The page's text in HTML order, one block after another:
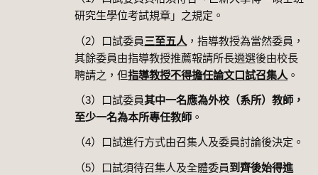
研究生學位考試規章」之規定。
（2）口試委員三至五人 ，指導教授為當然委員，
其餘委員由指導教授推薦報請所長遴選後由校長
聘請之，但指導教授不得擔任論文口試召集人 。
（3）口試委員其中一名應為外校（系所）教師，
至少一名為本所專任教師。
（4）口試進行方式由召集人及委員討論後決定。
（5）口試須待召集人及全體委員到齊後始得進